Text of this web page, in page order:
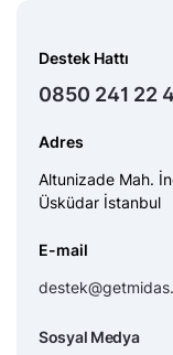
Destek Hattı
0850 241 22
Adres
Altunizade Mah.
Üsküdar İstanbul
E-mail
Sosyal Medya